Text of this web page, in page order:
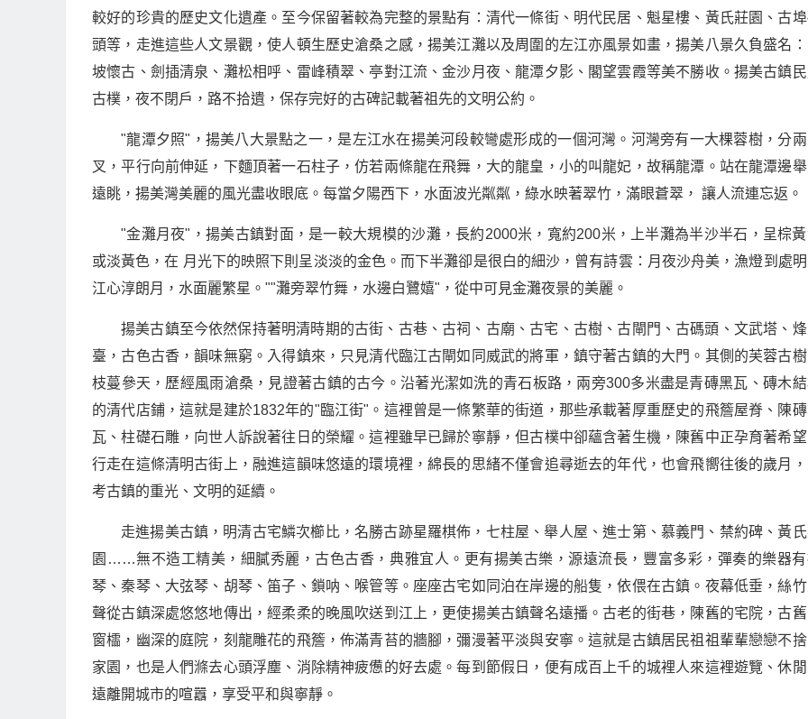
較好的珍貴的歷史文化遺產。至今保留著較為完整的景點有：清代一條街、明代民居、魁星樓、黃氏莊園、古
頭等，走進這些人文景觀，使人頓生歷史滄桑之感，揚美江灘以及周圍的左江亦風景如畫，揚美八景久負盛名
坡懷古、劍插清泉、灘松相呼、雷峰積翠、亭對江流、金沙月夜、龍潭夕影、閣望雲霞等美不勝收。揚美古鎮
古樸，夜不閉戶，路不拾遺，保存完好的古碑記載著祖先的文明公約。
"龍潭夕照"，揚美八大景點之一，是左江水在揚美河段較彎處形成的一個河灣。河灣旁有一大棵蓉樹，分
叉，平行向前伸延，下麵頂著一石柱子，仿若兩條龍在飛舞，大的龍皇，小的叫龍妃，故稱龍潭。站在龍潭邊
遠眺，揚美灣美麗的風光盡收眼底。每當夕陽西下，水面波光粼粼，綠水映著翠竹，滿眼蒼翠， 讓人流連忘返。
"金灘月夜"，揚美古鎮對面，是一較大規模的沙灘，長約2000米，寬約200米，上半灘為半沙半石，呈棕
或淡黃色，在 月光下的映照下則呈淡淡的金色。而下半灘卻是很白的細沙，曾有詩雲：月夜沙舟美，漁燈到處
江心淳朗月，水面麗繁星。""灘旁翠竹舞，水邊白鷺嬉"，從中可見金灘夜景的美麗。
揚美古鎮至今依然保持著明清時期的古街、古巷、古祠、古廟、古宅、古樹、古閘門、古碼頭、文武塔、
臺，古色古香，韻味無窮。入得鎮來，只見清代臨江古閘如同威武的將軍，鎮守著古鎮的大門。其側的芙蓉古
枝蔓參天，歷經風雨滄桑，見證著古鎮的古今。沿著光潔如洗的青石板路，兩旁300多米盡是青磚黑瓦、磚木
的清代店鋪，這就是建於1832年的"臨江街"。這裡曾是一條繁華的街道，那些承載著厚重歷史的飛簷屋脊、陳
瓦、柱礎石雕，向世人訴說著往日的榮耀。這裡雖早已歸於寧靜，但古樸中卻蘊含著生機，陳舊中正孕育著希
行走在這條清明古街上，融進這韻味悠遠的環境裡，綿長的思緒不僅會追尋逝去的年代，也會飛嚮往後的歲月
考古鎮的重光、文明的延續。
走進揚美古鎮，明清古宅鱗次櫛比，名勝古跡星羅棋佈，七柱屋、舉人屋、進士第、慕義門、禁約碑、黃
園……無不造工精美，細膩秀麗，古色古香，典雅宜人。更有揚美古樂，源遠流長，豐富多彩，彈奏的樂器
琴、秦琴、大弦琴、胡琴、笛子、鎖呐、喉管等。座座古宅如同泊在岸邊的船隻，依偎在古鎮。夜幕低垂，絲
聲從古鎮深處悠悠地傳出，經柔柔的晚風吹送到江上，更使揚美古鎮聲名遠播。古老的街巷，陳舊的宅院，古
窗櫺，幽深的庭院，刻龍雕花的飛簷，佈滿青苔的牆腳，彌漫著平淡與安寧。這就是古鎮居民祖祖輩輩戀戀不
家園，也是人們滌去心頭浮塵、消除精神疲憊的好去處。每到節假日，便有成百上千的城裡人來這裡遊覽、休
遠離開城市的喧囂，享受平和與寧靜。